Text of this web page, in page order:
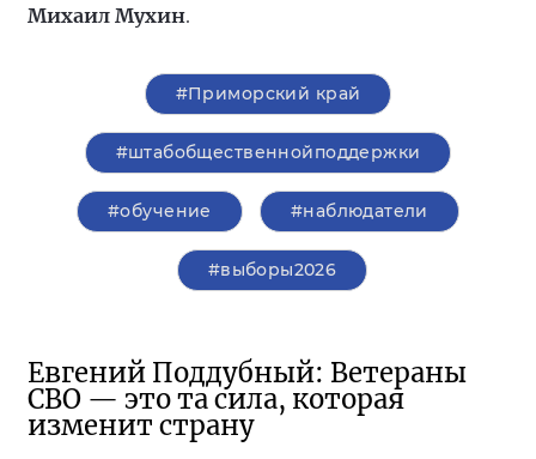
Михаил Мухин.
#Приморский край
#штабобщественнойподдержки
#обучение #наблюдатели
#выборы2026
Евгений Поддубный: Ветераны
СВО — это та сила, которая
изменит страну